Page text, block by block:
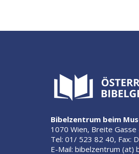
Bibelzentrum beim
1070 Wien, Breite Gasse
Tel: 01/ 523 82 40, Fax:
E-Mail: bibelzentrum (at)